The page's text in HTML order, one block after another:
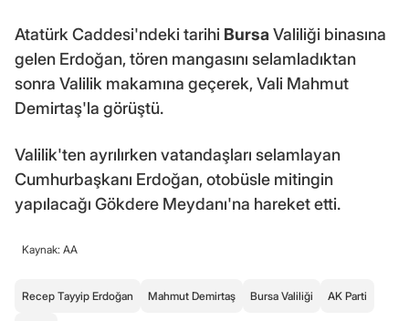
Atatürk Caddesi'ndeki tarihi Bursa Valiliği binasına
gelen Erdoğan, tören mangasını selamladıktan
sonra Valilik makamına geçerek, Vali Mahmut
Demirtaş'la görüştü.
Valilik'ten ayrılırken vatandaşları selamlayan
Cumhurbaşkanı Erdoğan, otobüsle mitingin
yapılacağı Gökdere Meydanı'na hareket etti.
Kaynak: AA
Recep Tayyip Erdoğan Mahmut Demirtaş Bursa Valiliği AK Parti